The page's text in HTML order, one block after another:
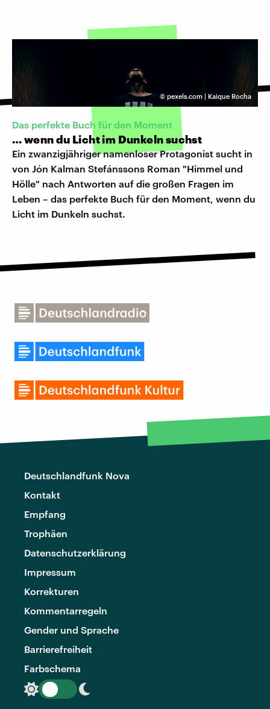
© pexels.com | Kaique Rocha
Das perfekte Buch für den Moment
… wenn du Licht im Dunkeln suchst
Ein zwanzigjähriger namenloser Protagonist sucht in
von Jón Kalman Stefánssons Roman "Himmel und
Hölle" nach Antworten auf die großen Fragen im
Leben – das perfekte Buch für den Moment, wenn du
Licht im Dunkeln suchst.
Deutschlandfunk Nova
Kontakt
Empfang
Trophäen
Datenschutzerklärung
Impressum
Korrekturen
Kommentarregeln
Gender und Sprache
Barrierefreiheit
Farbschema